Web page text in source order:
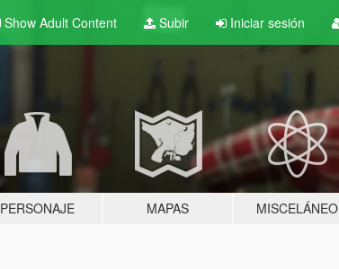
Show Adult Content Subir Iniciar sesión
PERSONAJE MAPAS MISCELÁNEO